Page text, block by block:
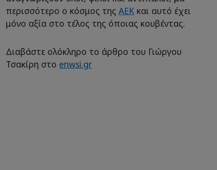
περισσότερο ο κόσμος της ΑΕΚ και αυτό έχει
μόνο αξία στο τέλος της όποιας κουβέντας.
Διαβάστε ολόκληρο το άρθρο του Γιώργου
Τσακίρη στο enwsi.gr